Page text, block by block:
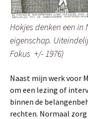
Hokjes denken een
eigenschap.
Fokus +/- 1976)
Naast mijn werk voor
om een lezing of
binnen de
rechten. Normaal